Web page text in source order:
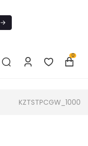
0
KZTSTPCGW_1000